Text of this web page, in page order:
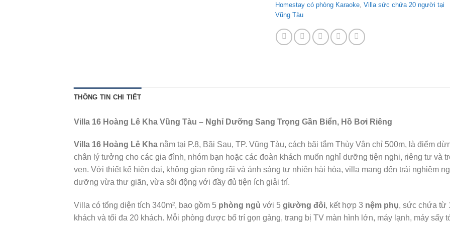
Homestay có phòng Karaoke, Villa sức chứa 20 người tại
Vũng Tàu
THÔNG TIN CHI TIẾT
Villa 16 Hoàng Lê Kha Vũng Tàu – Nghỉ Dưỡng Sang Trọng Gần Biển, Hồ Bơi Riêng
Villa 16 Hoàng Lê Kha nằm tại P.8, Bãi Sau, TP. Vũng Tàu, cách bãi tắm Thùy Vân chỉ 500m, là điểm
chân lý tưởng cho các gia đình, nhóm bạn hoặc các đoàn khách muốn nghỉ dưỡng tiện nghi, riêng tư và
vẹn. Với thiết kế hiện đại, không gian rộng rãi và ánh sáng tự nhiên hài hòa, villa mang đến trải nghiệm
dưỡng vừa thư giãn, vừa sôi động với đầy đủ tiện ích giải trí.
Villa có tổng diện tích 340m², bao gồm 5 phòng ngủ với 5 giường đôi, kết hợp 3 nệm phụ, sức chứa từ
khách và tối đa 20 khách. Mỗi phòng được bố trí gọn gàng, trang bị TV màn hình lớn, máy lạnh, máy sấy